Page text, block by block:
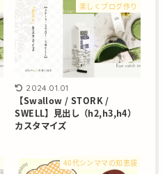
楽しくブログ作り
2024.01.01
【Swallow / STORK /
SWELL】見出し（h2,h3,h4）
カスタマイズ
40代シンママの知恵袋